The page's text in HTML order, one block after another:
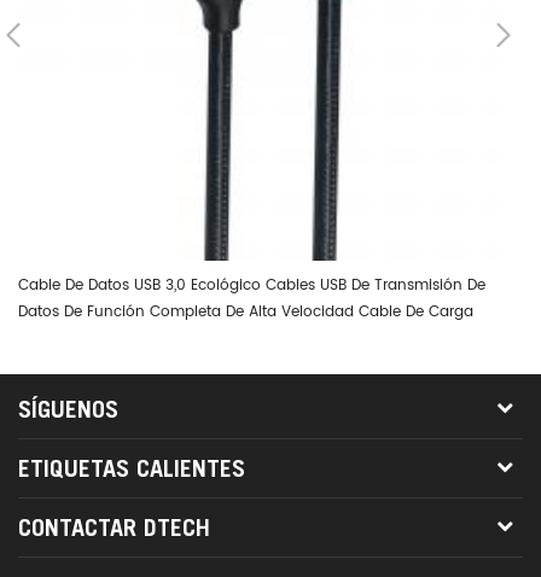
Cable De Datos USB 3,0 Ecológico Cables USB De Transmisión De
Datos De Función Completa De Alta Velocidad Cable De Carga
SÍGUENOS
ETIQUETAS CALIENTES
CONTACTAR DTECH